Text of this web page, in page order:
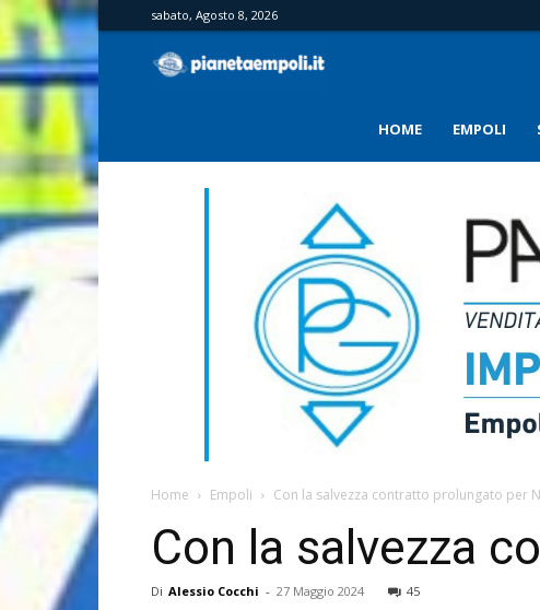
sabato, Agosto 8, 2026
HOME EMPOLI
Home Empoli Con la salvezza contratto prolungato per
Con la salvezza
Di Alessio Cocchi - 27 Maggio 2024 45